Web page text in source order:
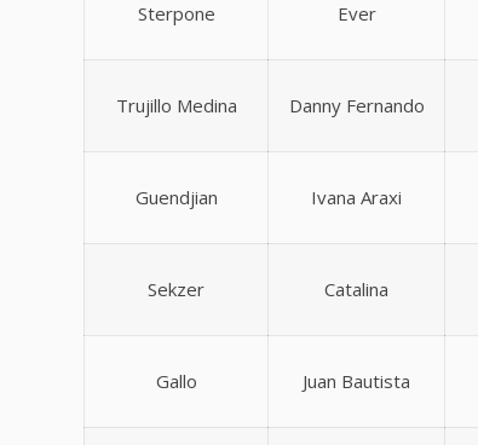
Sterpone Ever
Trujillo Medina Danny Fernando
Guendjian Ivana Araxi
Sekzer Catalina
Gallo Juan Bautista